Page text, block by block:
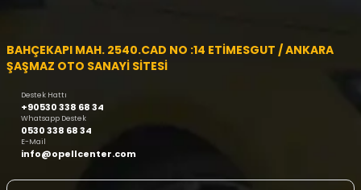
BAHÇEKAPI MAH. 2540.CAD NO :14 ETİMESGUT / ANKARA
ŞAŞMAZ OTO SANAYİ SİTESİ
Destek Hattı
+90530 338 68 34
Whatsapp Destek
0530 338 68 34
E-Mail
info@opellcenter.com